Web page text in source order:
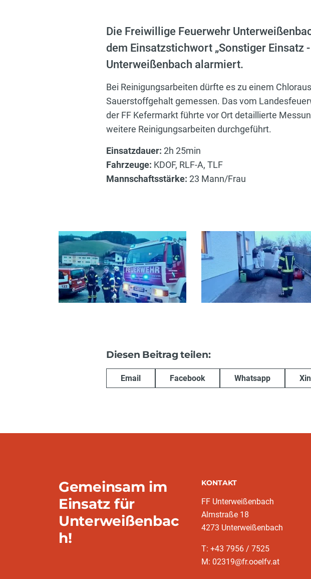
Die Freiwillige Feuerwehr
dem Einsatzstichwort „Sonstiger Einsatz
Unterweißenbach alarmiert.
Bei Reinigungsarbeiten dürfte es zu einem
Sauerstoffgehalt gemessen. Das vom
der FF Kefermarkt führte vor Ort detaillierte
weitere Reinigungsarbeiten durchgeführt.
Einsatzdauer: 2h 25min
Fahrzeuge: KDOF, RLF-A, TLF
Mannschaftsstärke: 23 Mann/Frau
Diesen Beitrag teilen:
Email Facebook Whatsapp
Gemeinsam im
Einsatz für
Unterweißenbac
h!
KONTAKT
FF Unterweißenbach
Almstraße 18
4273 Unterweißenbach
T: +43 7956 / 7525
M: 02319@fr.ooelfv.at